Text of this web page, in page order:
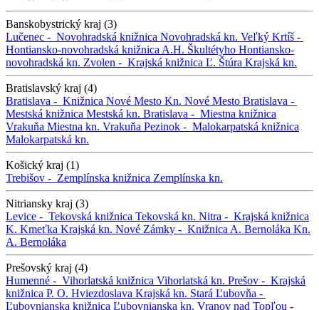
Banskobystrický kraj (3)
Lučenec - Novohradská knižnica Novohradská kn. Veľký Krtíš -
Hontiansko-novohradská knižnica A.H. Škultétyho Hontiansko-
novohradská kn. Zvolen - Krajská knižnica Ľ. Štúra Krajská kn.
Bratislavský kraj (4)
Bratislava - Knižnica Nové Mesto Kn. Nové Mesto Bratislava -
Mestská knižnica Mestská kn. Bratislava - Miestna knižnica
Vrakuňa Miestna kn. Vrakuňa Pezinok - Malokarpatská knižnica
Malokarpatská kn.
Košický kraj (1)
Trebišov - Zemplínska knižnica Zemplínska kn.
Nitriansky kraj (3)
Levice - Tekovská knižnica Tekovská kn. Nitra - Krajská knižnica
K. Kmeťka Krajská kn. Nové Zámky - Knižnica A. Bernoláka Kn.
A. Bernoláka
Prešovský kraj (4)
Humenné - Vihorlatská knižnica Vihorlatská kn. Prešov - Krajská
knižnica P. O. Hviezdoslava Krajská kn. Stará Ľubovňa -
Ľubovnianska knižnica Ľubovnianska kn. Vranov nad Topľou -